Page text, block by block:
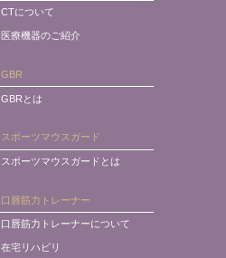
CTについて
医療機器のご紹介
GBR
GBRとは
スポーツマウスガード
スポーツマウスガードとは
口唇筋力トレーナー
口唇筋力トレーナーについて
在宅リハビリ